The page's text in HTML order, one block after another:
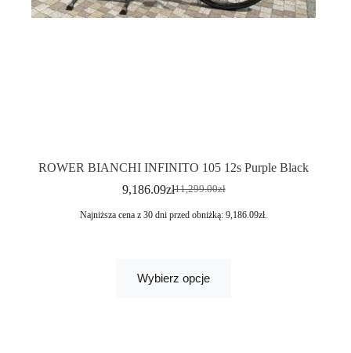
ROWER BIANCHI INFINITO 105 12s Purple Black
11,299.00zł
9,186.09zł
Najniższa cena z 30 dni przed obniżką:9,186.09zł.
Wybierz opcje